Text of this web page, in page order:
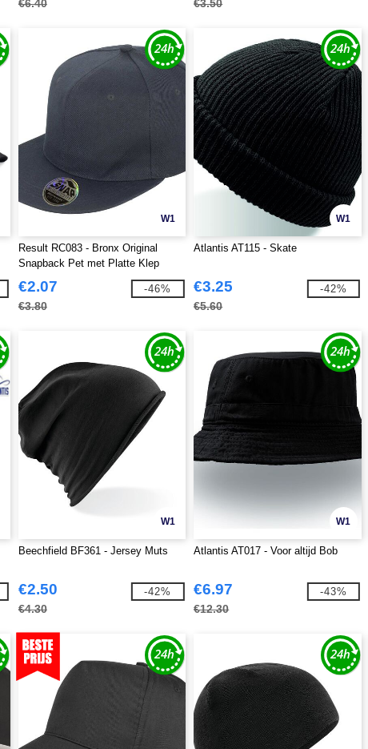
€6.40 €3.50
W1
Result RC083 - Bronx Original
Snapback Pet met Platte Klep
€2.07
€3.80
-46%
W1
Atlantis AT115 - Skate
€3.25
€5.60
-42%
W1
Beechfield BF361 - Jersey Muts
€2.50
€4.30
-42%
W1
Atlantis AT017 - Voor altijd Bob
€6.97
€12.30
-43%